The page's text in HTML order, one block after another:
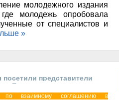
молодежного издания
молодежь опробовала
от специалистов и
»
посетили представители
Болгарии
взаимному соглашению в